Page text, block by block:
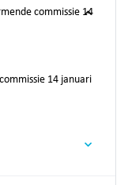
commissie 14
14 januari